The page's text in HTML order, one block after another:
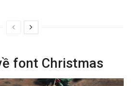
font Christmas